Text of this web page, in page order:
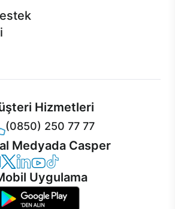
Hizmetleri
(0850) 250 77 77
Medyada Casper
Facebook
Instagram
Casper Twitter
Casper LinkedIn
Casper YouTube
Casper TikTok
Uygulama